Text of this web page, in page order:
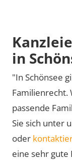
in
"In Schönsee
Familienrecht.
passende
Sie sich unter
oder
eine sehr gute